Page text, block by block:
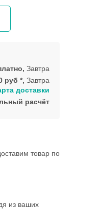
Завтра
руб *, Завтра
доставки
расчёт
товар по
из ваших